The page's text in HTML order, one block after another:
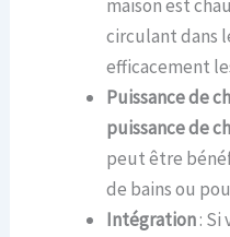
maison est
circulant dans
efficacement
Puissance de
puissance de
peut être
de bains ou
Intégration: Si